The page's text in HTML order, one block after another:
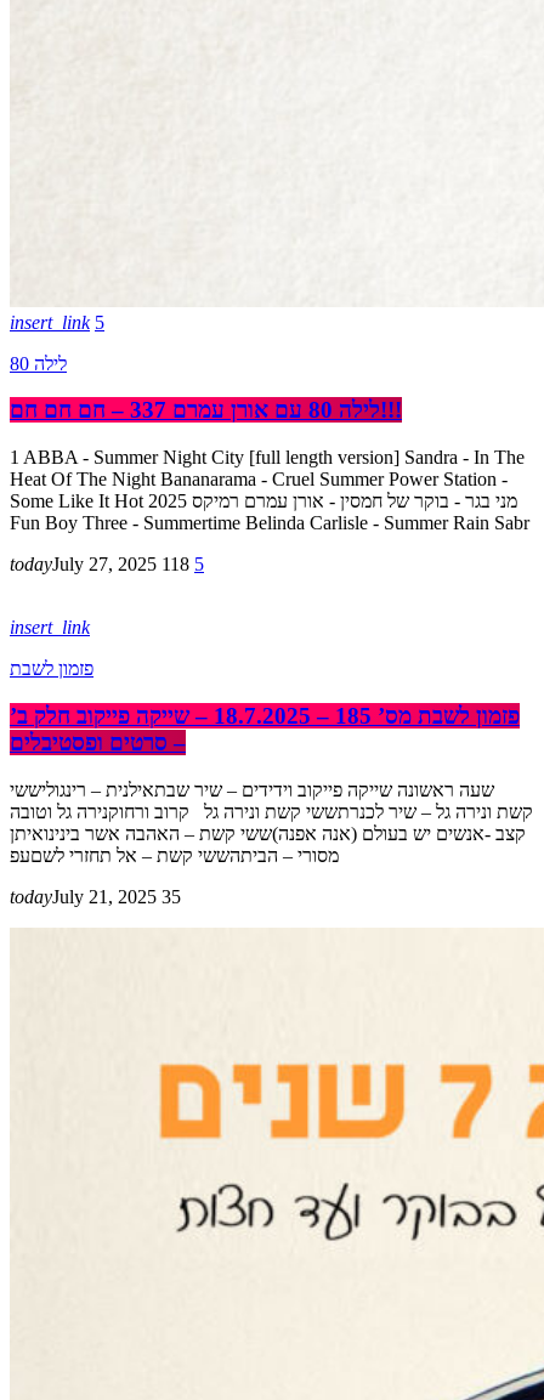
insert_link 5
לילה 80
לילה 80 עם אורן עמרם 337 – חם חם חם!!!
1 ABBA - Summer Night City [full length version] Sandra - In The
Heat Of The Night Bananarama - Cruel Summer Power Station -
Some Like It Hot מני בגר - בוקר של חמסין - אורן עמרם רמיקס 2025
Fun Boy Three - Summertime Belinda Carlisle - Summer Rain Sabr
todayJuly 27, 2025 118 5
insert_link
פזמון לשבת
פזמון לשבת מס’ 185 – 18.7.2025 – שייקה פייקוב חלק ב’
– סרטים ופסטיבלים
שעה ראשונה שייקה פייקוב וידידים – שיר שבתאילנית – רינגוליששי
קשת ונירה גל – שיר לכנרתששי קשת ונירה גל קרוב ורחוקנירה גל וטובה
קצב -אנשים יש בעולם (אנה אפנה)ששי קשת – האהבה אשר בינינואיתן
מסורי – הביתהששי קשת – אל תחזרי לשםעפ
todayJuly 21, 2025 35